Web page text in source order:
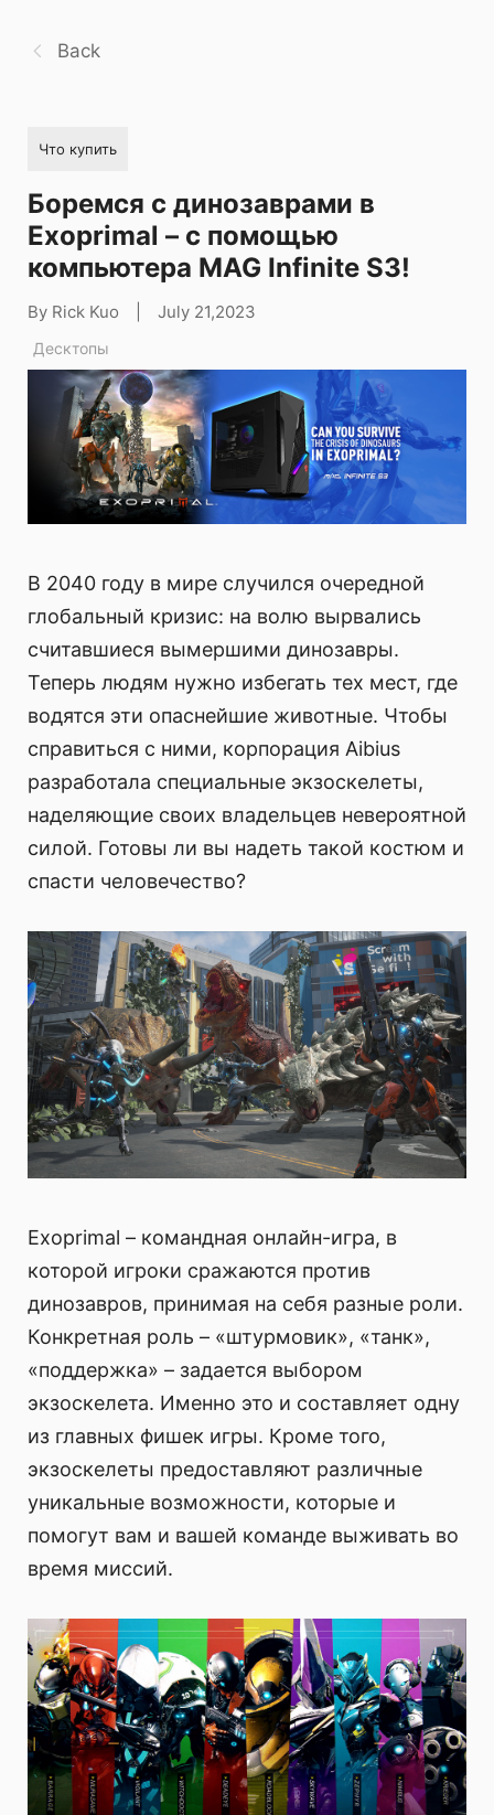
Back
Что купить
Боремся с динозаврами в
Exoprimal – с помощью
компьютера MAG Infinite S3!
By Rick Kuo July 21,2023
Десктопы
В 2040 году в мире случился очередной
глобальный кризис: на волю вырвались
считавшиеся вымершими динозавры.
Теперь людям нужно избегать тех мест, где
водятся эти опаснейшие животные. Чтобы
справиться с ними, корпорация Aibius
разработала специальные экзоскелеты,
наделяющие своих владельцев невероятной
силой. Готовы ли вы надеть такой костюм и
спасти человечество?
Exoprimal – командная онлайн-игра, в
которой игроки сражаются против
динозавров, принимая на себя разные роли.
Конкретная роль – «штурмовик», «танк»,
«поддержка» – задается выбором
экзоскелета. Именно это и составляет одну
из главных фишек игры. Кроме того,
экзоскелеты предоставляют различные
уникальные возможности, которые и
помогут вам и вашей команде выживать во
время миссий.